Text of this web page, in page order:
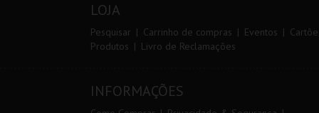
COMPRAR
LOJA
Pesquisar Carrinho de compras Eventos
Produtos
Livro de Reclamações
INFORMAÇÕES